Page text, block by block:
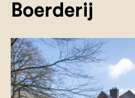
Boerderij